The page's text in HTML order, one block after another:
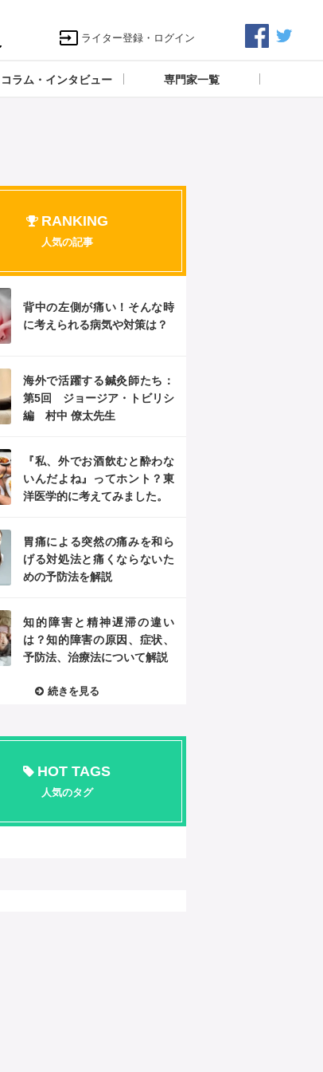
ライター登録・ログイン
コラム・インタビュー 専門家一覧
RANKING
人気の記事
背中の左側が痛い！そんな時
に考えられる病気や対策は？
海外で活躍する鍼灸師たち：
第5回 ジョージア・トビリシ
編 村中 僚太先生
『私、外でお酒飲むと酔わな
いんだよね』ってホント？東
洋医学的に考えてみました。
胃痛による突然の痛みを和ら
げる対処法と痛くならないた
めの予防法を解説
知的障害と精神遅滞の違い
は？知的障害の原因、症状、
予防法、治療法について解説
続きを見る
HOT TAGS
人気のタグ